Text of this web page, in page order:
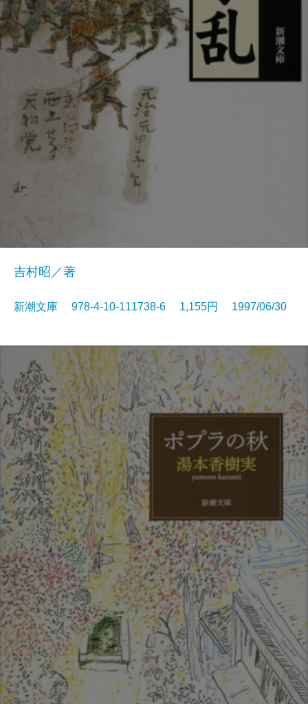
吉村昭／著
新潮文庫 978-4-10-111738-6 1,155円 1997/06/30